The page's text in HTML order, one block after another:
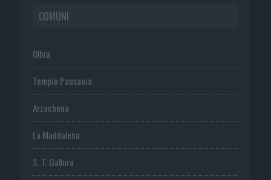
COMUNI
Olbia
Tempio Pausania
Arzachena
La Maddalena
S. T. Gallura